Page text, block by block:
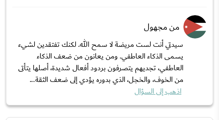
من مجهول
سيدتي أنت لست مريضة لا سمح الله. لكنك تفتقدين لشيء
يسمى الذكاء العاطفي. ومن يعانون من ضعف الذكاء
العاطفي، تجديهم يتصرفون بردود أفعال شديدة، أصلها يتأتى
من الخوف، والخجل، الذي بدوره يؤدي إلى ضعف الثقة...
اذهب إلى السؤال